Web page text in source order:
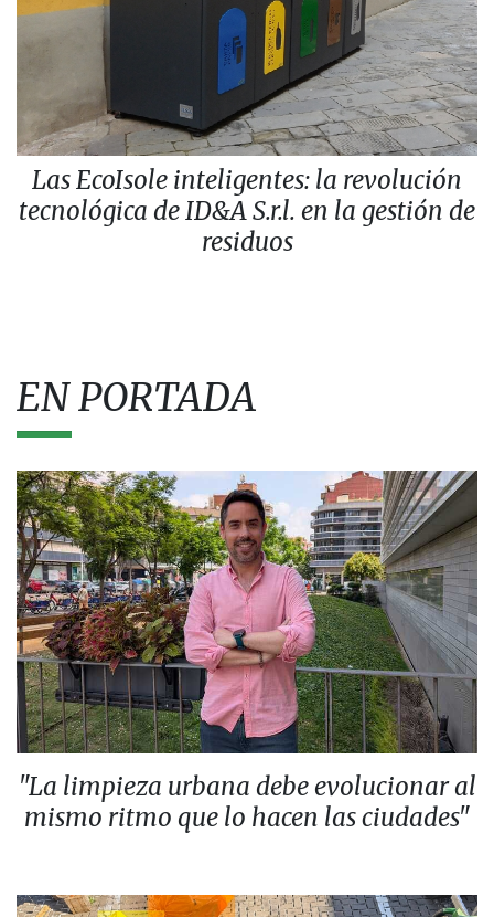
Las EcoIsole inteligentes: la revolución
tecnológica de ID&A S.r.l. en la gestión de
residuos
EN PORTADA
"La limpieza urbana debe evolucionar al
mismo ritmo que lo hacen las ciudades"